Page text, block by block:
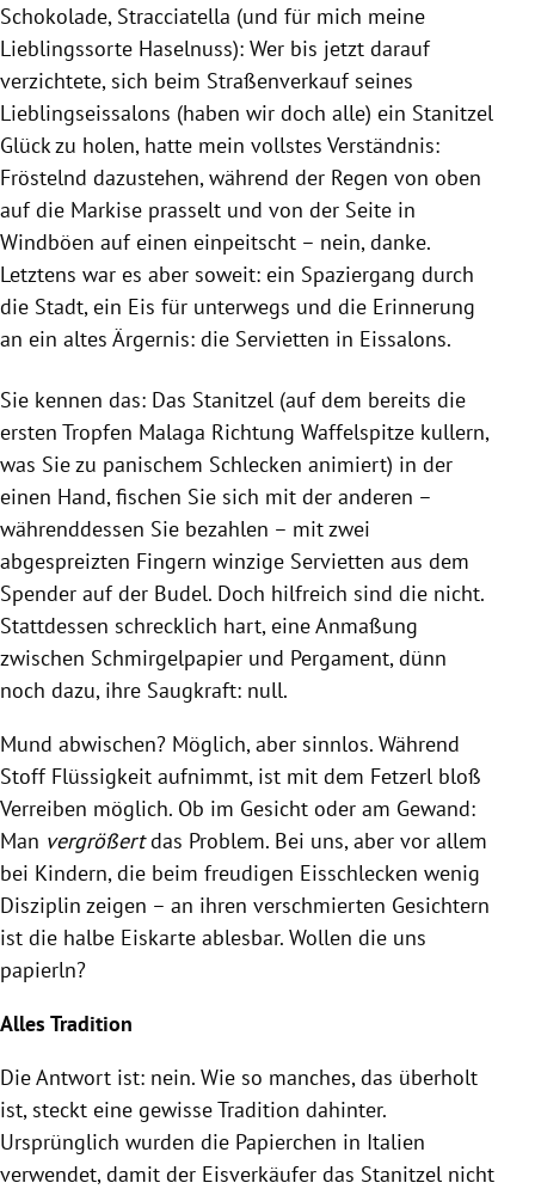
Untermenü
Schokolade, Stracciatella (und für mich meine
Lieblingssorte Haselnuss): Wer bis jetzt darauf
verzichtete, sich beim Straßenverkauf seines
Lieblingseissalons (haben wir doch alle) ein Stanitzel
Glück zu holen, hatte mein vollstes Verständnis:
Fröstelnd dazustehen, während der Regen von oben
auf die Markise prasselt und von der Seite in
Windböen auf einen einpeitscht – nein, danke.
Letztens war es aber soweit: ein Spaziergang durch
die Stadt, ein Eis für unterwegs und die Erinnerung
an ein altes Ärgernis: die Servietten in Eissalons.
Sie kennen das: Das Stanitzel (auf dem bereits die
ersten Tropfen Malaga Richtung Waffelspitze kullern,
was Sie zu panischem Schlecken animiert) in der
einen Hand, fischen Sie sich mit der anderen –
währenddessen Sie bezahlen – mit zwei
abgespreizten Fingern winzige Servietten aus dem
Spender auf der Budel. Doch hilfreich sind die nicht.
Stattdessen schrecklich hart, eine Anmaßung
zwischen Schmirgelpapier und Pergament, dünn
noch dazu, ihre Saugkraft: null.
Mund abwischen? Möglich, aber sinnlos. Während
Stoff Flüssigkeit aufnimmt, ist mit dem Fetzerl bloß
Verreiben möglich. Ob im Gesicht oder am Gewand:
Man vergrößertdas Problem. Bei uns, aber vor allem
bei Kindern, die beim freudigen Eisschlecken wenig
Disziplin zeigen – an ihren verschmierten Gesichtern
ist die halbe Eiskarte ablesbar. Wollen die uns
papierln?
Alles Tradition
Die Antwort ist: nein. Wie so manches, das überholt
ist, steckt eine gewisse Tradition dahinter.
Ursprünglich wurden die Papierchen in Italien
verwendet, damit der Eisverkäufer das Stanitzel nicht